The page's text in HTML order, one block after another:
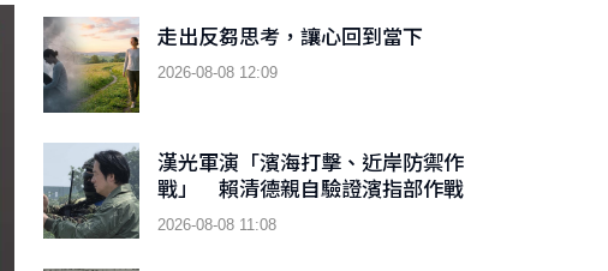
走出反芻思考，讓心回到當下
2026-08-08 12:09
漢光軍演「濱海打擊、近岸防禦作
戰」 賴清德親自驗證濱指部作戰
成效
2026-08-08 11:08